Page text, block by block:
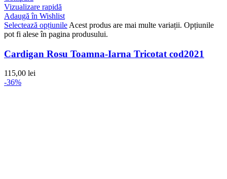
Vizualizare rapidă
Adaugă în Wishlist
Selectează opțiunile Acest produs are mai multe variații. Opțiunile
pot fi alese în pagina produsului.
Cardigan Rosu Toamna-Iarna Tricotat cod2021
115,00 lei
-36%